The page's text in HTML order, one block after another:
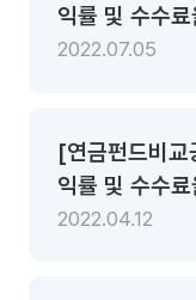
익률 및 수수
기준
2022.07.05
[연금펀드비
익률 및 수수
기준
2022.04.12